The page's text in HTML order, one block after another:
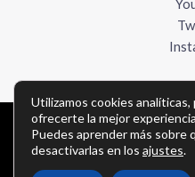
Copyright © Todos
Utilizamos cookies
ofrecerte la mejor
Puedes aprender más sobre
desactivarlas en los ajustes.